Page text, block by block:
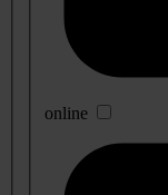
online